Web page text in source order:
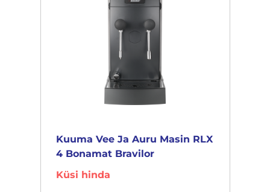
Kuuma Vee Ja Auru Masin RLX
4 Bonamat Bravilor
Küsi hinda